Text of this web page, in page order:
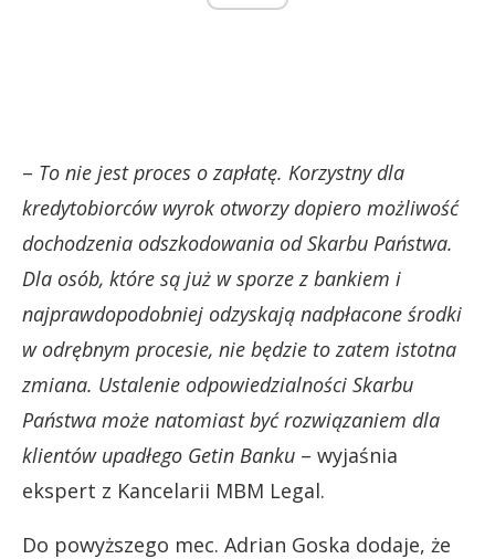
– To nie jest proces o zapłatę. Korzystny dla
kredytobiorców wyrok otworzy dopiero możliwość
dochodzenia odszkodowania od Skarbu Państwa.
Dla osób, które są już w sporze z bankiem i
najprawdopodobniej odzyskają nadpłacone środki
w odrębnym procesie, nie będzie to zatem istotna
zmiana. Ustalenie odpowiedzialności Skarbu
Państwa może natomiast być rozwiązaniem dla
klientów upadłego Getin Banku – wyjaśnia
ekspert z Kancelarii MBM Legal.
Do powyższego mec. Adrian Goska dodaje, że